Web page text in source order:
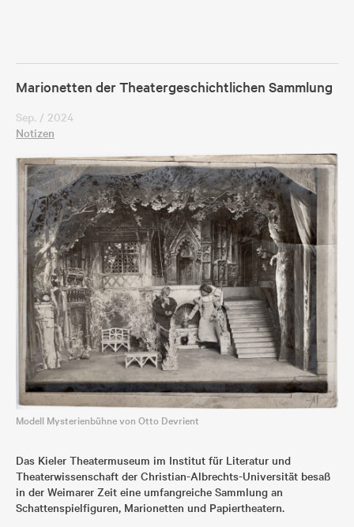
Marionetten der Theatergeschichtlichen Sammlung
Sep. / 2024
Notizen
Modell Mysterienbühne von Otto Devrient
Das Kieler Theatermuseum im Institut für Literatur und
Theaterwissenschaft der Christian-Albrechts-Universität besaß
in der Weimarer Zeit eine umfangreiche Sammlung an
Schattenspielfiguren, Marionetten und Papiertheatern.